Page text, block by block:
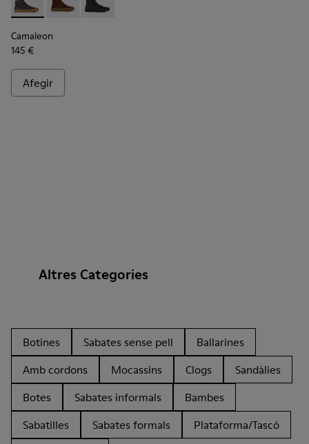
Camaleon - K300419-009 - Brown
Camaleon - K300419-002 - Bota de pell de color
Camaleon - K300419-001 - Bota de pell de
Camaleon
145 €
Afegir
Altres Categories
Botines Sabates sense pell
Ballarines
Amb cordons
Mocassins Clogs
Sandàlies
Botes
Sabates informals
Bambes
Sabatilles
Sabates formals
Plataforma/Tascó